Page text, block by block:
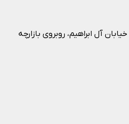
آل ابراهیم، روبروی بازارچه